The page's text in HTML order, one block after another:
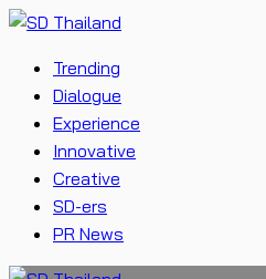
Trending
Dialogue
Experience
Innovative
Creative
SD-ers
PR News